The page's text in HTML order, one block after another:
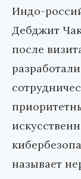
Индо-
Дебджит
после
называет